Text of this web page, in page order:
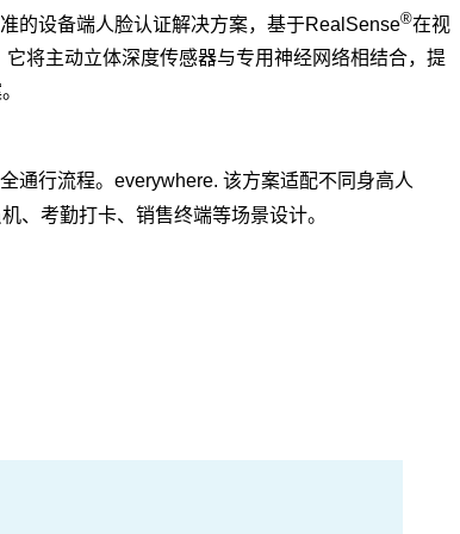
的设备端人脸认证解决方案，基于RealSense®在视
将主动立体深度传感器与专用神经网络相结合，提
通行流程。everywhere. 该方案适配不同身高人
、考勤打卡、销售终端等场景设计。